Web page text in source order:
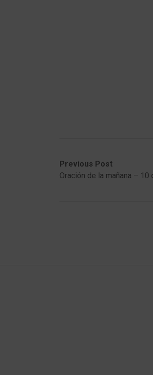
Previous Post
Oración de la mañana – 10